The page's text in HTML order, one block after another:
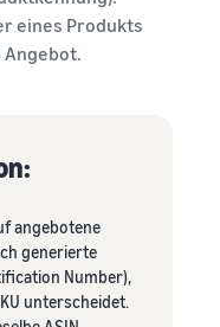
eines Produkts
angebotene
generierte
Number),
unterscheidet.